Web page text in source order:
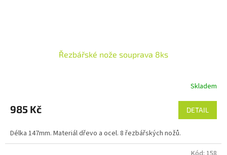
Řezbářské nože souprava 8ks
Skladem
985 Kč DETAIL
Délka 147mm. Materiál dřevo a ocel. 8 řezbářských nožů.